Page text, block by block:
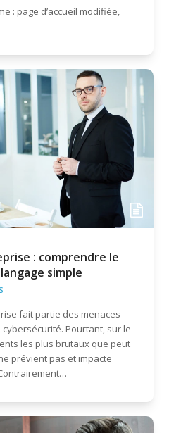
: page d’accueil modifiée,
: comprendre le
simple
fait partie des menaces
Pourtant, sur le
les plus brutaux que peut
prévient pas et impacte